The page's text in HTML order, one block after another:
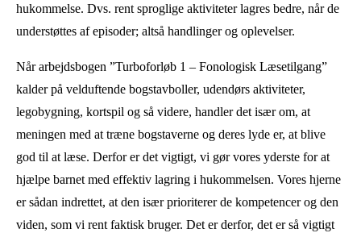
hukommelse. Dvs. rent sproglige aktiviteter lagres bedre, når de
understøttes af episoder; altså handlinger og oplevelser.
Når arbejdsbogen ”Turboforløb 1 – Fonologisk Læsetilgang”
kalder på velduftende bogstavboller, udendørs aktiviteter,
legobygning, kortspil og så videre, handler det især om, at
meningen med at træne bogstaverne og deres lyde er, at blive
god til at læse. Derfor er det vigtigt, vi gør vores yderste for at
hjælpe barnet med effektiv lagring i hukommelsen. Vores hjerne
er sådan indrettet, at den især prioriterer de kompetencer og den
viden, som vi rent faktisk bruger. Det er derfor, det er så vigtigt